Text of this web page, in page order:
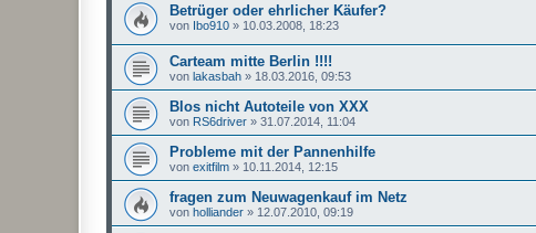
Betrüger oder ehrlicher Käufer?
von Ibo910 » 10.03.2008, 18:23
Carteam mitte Berlin !!!!
von lakasbah » 18.03.2016, 09:53
Blos nicht Autoteile von XXX
von RS6driver » 31.07.2014, 11:04
Probleme mit der Pannenhilfe
von exitfilm » 10.11.2014, 12:15
fragen zum Neuwagenkauf im Netz
von holliander » 12.07.2010, 09:19